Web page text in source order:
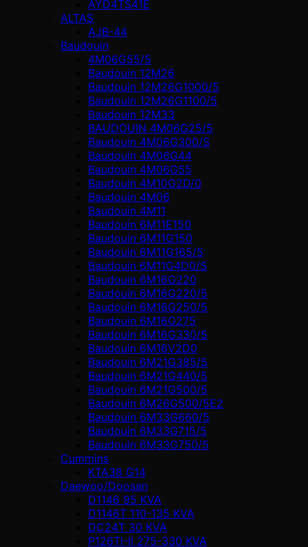
AYD4TS41E
ALTAŞ
AJB-44
Baudouin
4M06G55/5
Baudouin 12M26
Baudouin 12M26G1000/5
Baudouin 12M26G1100/5
Baudouin 12M33
BAUDOUIN 4M06G25/5
Baudouin 4M06G300/S
Baudouin 4M06G44
Baudouin 4M06G55
Baudouin 4M10G2D/0
Baudouin 4М06
Baudouin 4М11
Baudouin 6M11E150
Baudouin 6M11G150
Baudouin 6M11G165/5
Baudouin 6M11G4D0/S
Baudouin 6M16G220
Baudouin 6M16G220/5
Baudouin 6M16G250/5
Baudouin 6M16G275
Baudouin 6M16G330/5
Baudouin 6M16V2D0
Baudouin 6M21G385/5
Baudouin 6M21G440/5
Baudouin 6M21G500/5
Baudouin 6M26G500/5E2
Baudouin 6M33G660/5
Baudouin 6M33G715/5
Baudouin 6M33G750/5
Cummins
KTA38 G14
Daewoo/Doosan
D1146 95 KVA
D1146T 110-135 KVA
DC24T 30 KVA
P126TI-II 275-330 KVA